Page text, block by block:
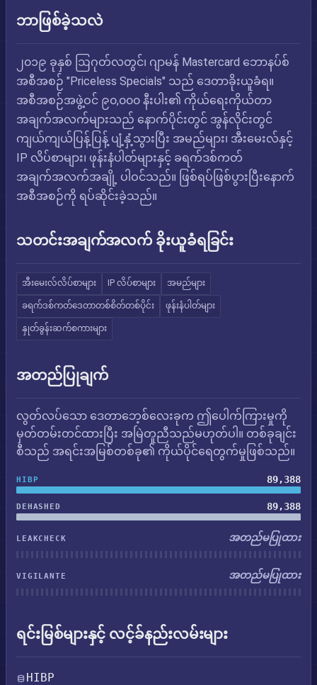
ဘာဖြစ်ခဲ့သလဲ
၂၀၁၉ ခုနှစ် ဩဂုတ်လတွင်၊ ဂျာမန် Mastercard ဘောနပ်စ်
အစီအစဉ် "Priceless Specials" သည် ဒေတာခိုးယူခံရ။
အစီအစဉ်အဖွဲ့ဝင် ၉၀,၀၀၀ နီးပါး၏ ကိုယ်ရေးကိုယ်တာ
အချက်အလက်များသည် နောက်ပိုင်းတွင် အွန်လိုင်းတွင်
ကျယ်ကျယ်ပြန့်ပြန့် ပျံ့နှံ့သွားပြီး အမည်များ၊ အီးမေးလ်နှင့်
IP လိပ်စာများ၊ ဖုန်းနံပါတ်များနှင့် ခရက်ဒစ်ကတ်
အချက်အလက်အချို့ ပါဝင်သည်။ ဖြစ်ရပ်ဖြစ်ပွားပြီးနောက်
အစီအစဉ်ကို ရပ်ဆိုင်းခဲ့သည်။
သတင်းအချက်အလက် ခိုးယူခံရခြင်း
အီးမေးလ်လိပ်စာများ IP လိပ်စာများ အမည်များ
ခရက်ဒစ်ကတ်ဒေတာတစ်စိတ်တစ်ပိုင်း ဖုန်းနံပါတ်များ
နှုတ်ခွန်းဆက်စကားများ
အတည်ပြုချက်
လွတ်လပ်သော ဒေတာဘေ့စ်လေးခုက ဤပေါက်ကြားမှုကို
မှတ်တမ်းတင်ထားပြီး အမြဲတူညီသည်မဟုတ်ပါ။ တစ်ခုချင်း
စီသည် အရင်းအမြစ်တစ်ခု၏ ကိုယ်ပိုင်ရေတွက်မှုဖြစ်သည်။
HIBP 89,388
DEHASHED 89,388
LEAKCHECK အတည်မပြုထား
VIGILANTE အတည်မပြုထား
ရင်းမြစ်များနှင့် လင့်ခ်နည်းလမ်းများ
HIBP